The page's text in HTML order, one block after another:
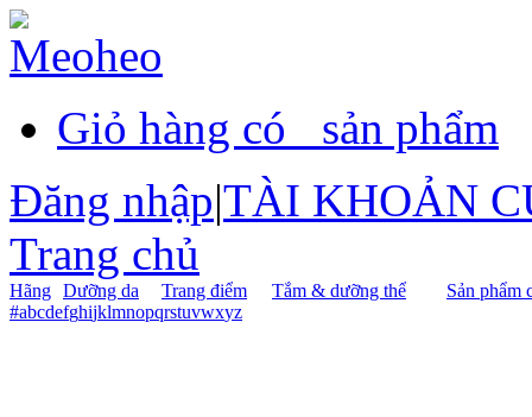
Giỏ hàng có
sản phẩm
Đăng nhập|TÀI KHOẢN
Trang chủ
Hãng Dưỡng da Trang điểm Tắm & dưỡng thể
Sản phẩm
#abcdefghijklmnopqrstuvwxyz